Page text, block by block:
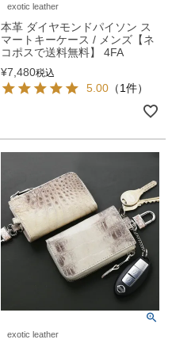
exotic leather
本革 ダイヤモンドパイソン ス
マートキーケース / メンズ【ネ
コポスで送料無料】 4FA
¥7,480税込
5.00 （1件）
exotic leather